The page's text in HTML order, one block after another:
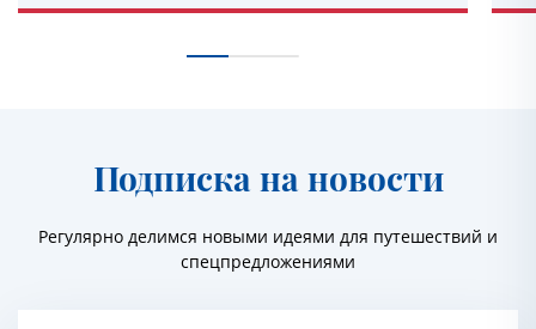
Подписка на новости
Регулярно делимся новыми идеями для путешествий и
спецпредложениями